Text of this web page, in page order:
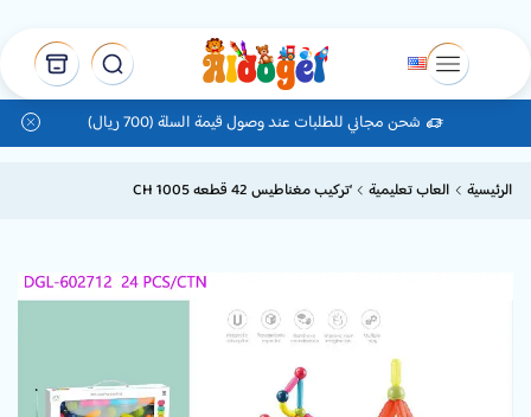
شحن مجاني للطلبات عند وصول قيمة السلة (700 ريال)
الرئيسية العاب تعليمية ‘تركيب مغناطيس 42 قطعه CH 1005